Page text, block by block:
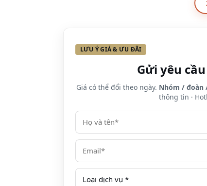
SUPERIOR
28m2
SUITE
Giá phòng đã bao gồm:
Ăn sáng hàng ngày.
LƯU Ý GIÁ & ƯU ĐÃI
Gửi yêu
Giá có thể đổi theo ngày. Nhóm / đoàn
thông tin ·